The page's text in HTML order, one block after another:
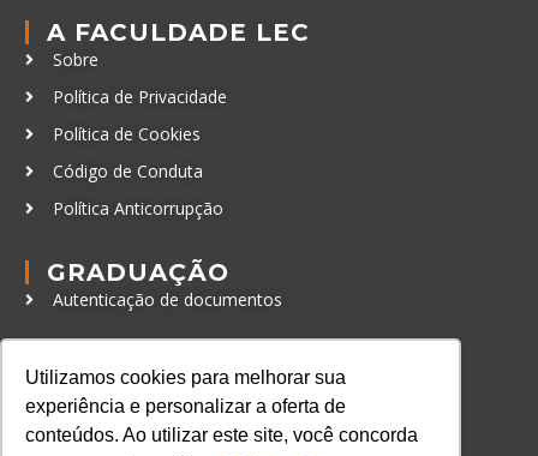
Utilizamos cookies para melhorar sua
experiência e personalizar a oferta de
conteúdos. Ao utilizar este site, você concorda
A FACULDADE LEC
Sobre
Política de Privacidade
Política de Cookies
Código de Conduta
Política Anticorrupção
GRADUAÇÃO
Autenticação de documentos
CERTIFICAÇÕES
Online
In Company